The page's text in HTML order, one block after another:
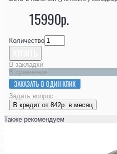
15990р.
Количество
В закладки
В сравнение
ЗАКАЗАТЬ В ОДИН КЛИК
Задать вопрос
В кредит от 842р. в месяц
Также рекомендуем